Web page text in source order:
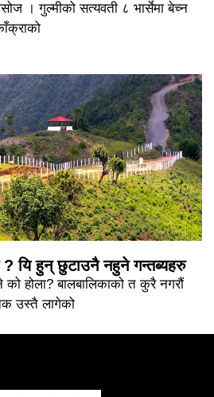
। गुल्मीको सत्यवती ८ भार्सेमा बेच्न
? यि हुन् छुटाउनै नहुने गन्तब्यहरु
होला? बालबालिकाको त कुरै नगरौं
उस्तै लागेको